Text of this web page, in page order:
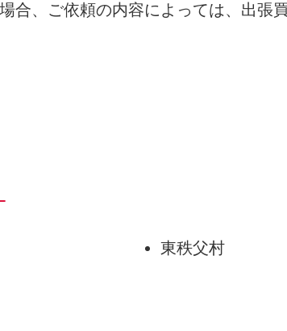
合、ご依頼の内容によっては、出張
東秩父村